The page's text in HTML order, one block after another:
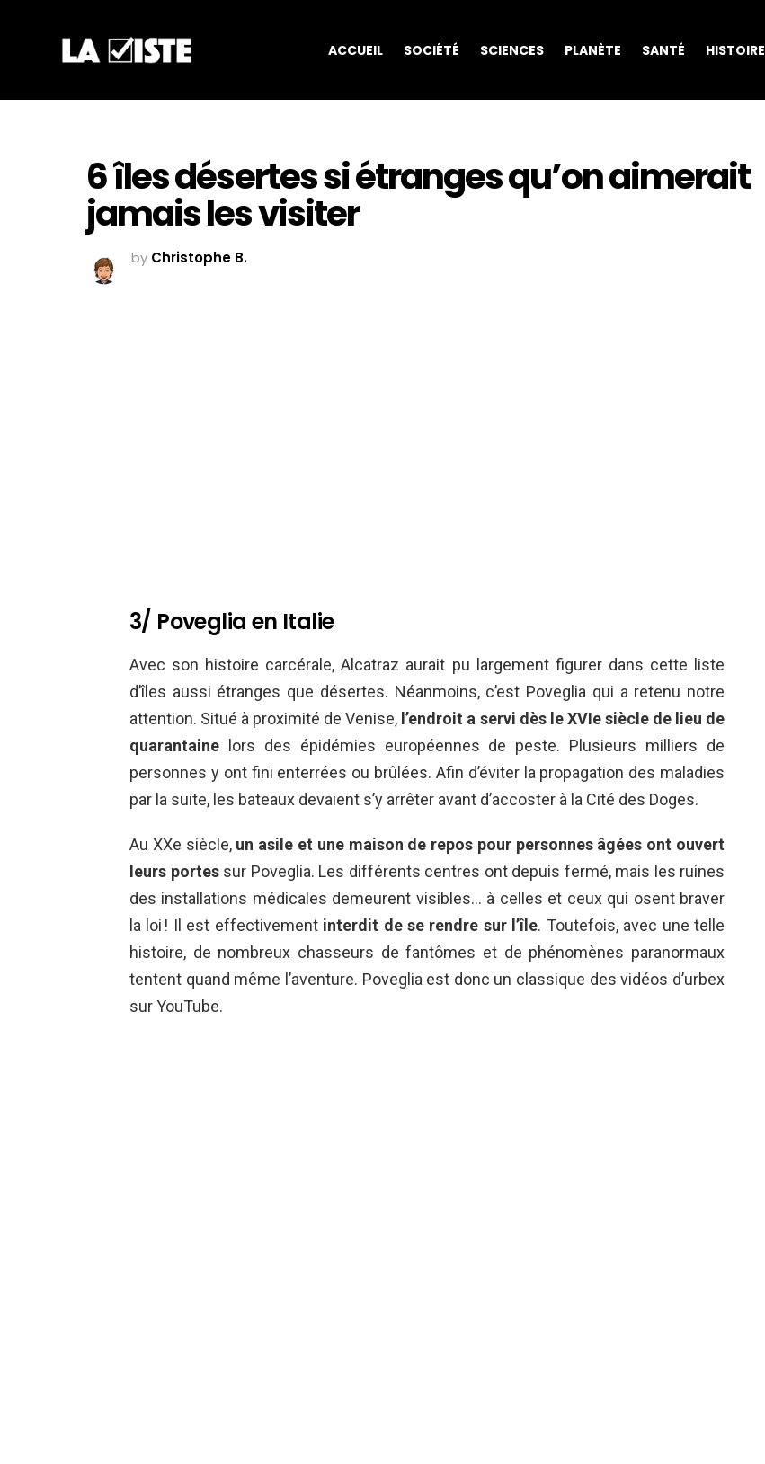
ACCUEIL SOCIÉTÉ SCIENCES PLANÈTE SANTÉ HISTOIRE
6 îles désertes si étranges qu’on aimerait
jamais les visiter
by Christophe B.
3/ Poveglia en Italie
Avec son histoire carcérale, Alcatraz aurait pu largement figurer dans cette liste
d’îles aussi étranges que désertes. Néanmoins, c’est Poveglia qui a retenu notre
attention. Situé à proximité de Venise, l’endroit a servi dès le XVIe siècle de lieu de
quarantaine lors des épidémies européennes de peste. Plusieurs milliers de
personnes y ont fini enterrées ou brûlées. Afin d’éviter la propagation des maladies
par la suite, les bateaux devaient s’y arrêter avant d’accoster à la Cité des Doges.
Au XXe siècle, un asile et une maison de repos pour personnes âgées ont ouvert
leurs portessur Poveglia. Les différents centres ont depuis fermé, mais les ruines
des installations médicales demeurent visibles… à celles et ceux qui osent braver
la loi ! Il est effectivement interdit de se rendre sur l’île. Toutefois, avec une telle
histoire, de nombreux chasseurs de fantômes et de phénomènes paranormaux
tentent quand même l’aventure. Poveglia est donc un classique des vidéos d’urbex
sur YouTube.